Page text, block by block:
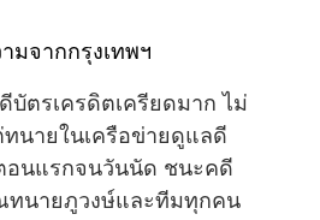
มจากกรุงเทพฯ
บัตรเครดิตเครียดมาก ไม่
นายในเครือข่ายดูแลดี
นแรกจนวันนัด ชนะคดี
นายภูวงษ์และทีมทุกคน